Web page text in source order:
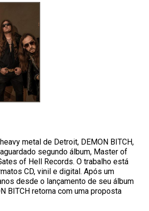
metal de Detroit, DEMON BITCH,
segundo álbum, Master of
of Hell Records. O trabalho está
CD, vinil e digital. Após um
desde o lançamento de seu álbum
BITCH retorna com uma proposta